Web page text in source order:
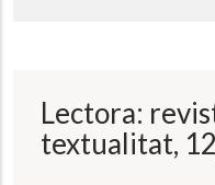
ayudaLectora:
textualitat,